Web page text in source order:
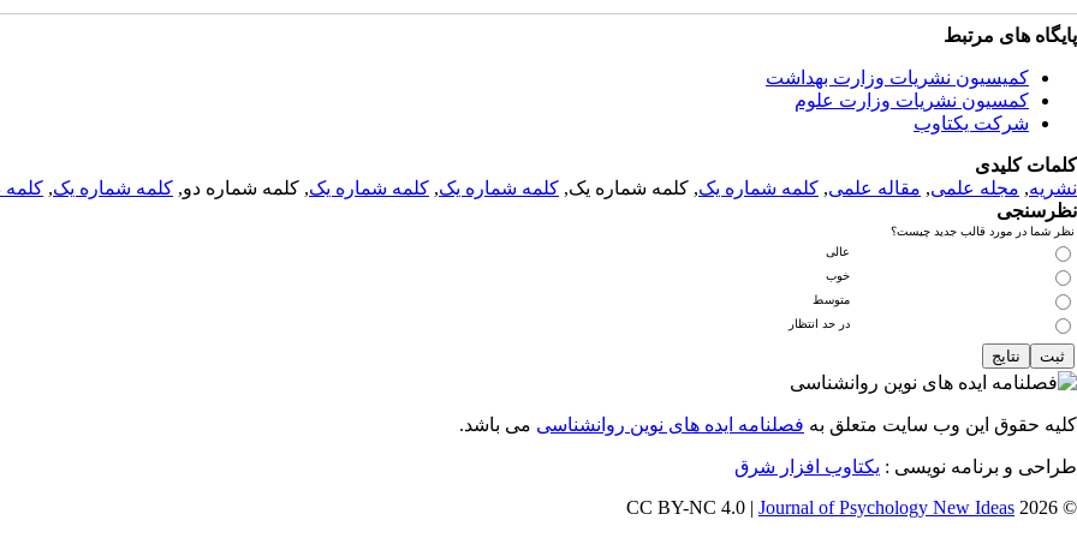
پایگاه های مرتبط
کمیسیون نشریات وزارت بهداشت
کمسیون نشریات وزارت علوم
شرکت یکتاوب
کلمات کلیدی
نشریه, مجله علمی, مقاله علمی, کلمه شماره یک, کلمه شماره یک, کلمه شماره یک, کلمه شماره یک, کلمه شماره دو, کلمه شماره یک, کلمه
نظرسنجی
نظر شما در مورد قالب جدید چیست؟
عالی
خوب
متوسط
در حد انتظار
کلیه حقوق این وب سایت متعلق به فصلنامه ایده های نوین روانشناسی می باشد.
طراحی و برنامه نویسی : یکتاوب افزار شرق
© 2026 CC BY-NC 4.0 |
Journal of Psychology New Ideas